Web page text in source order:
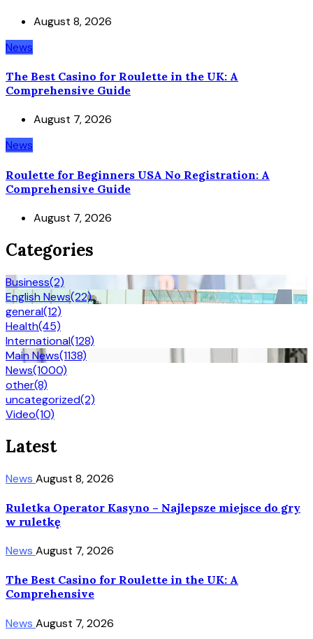
August 8, 2026
News
The Best Casino for Roulette in the UK: A
Comprehensive Guide
August 7, 2026
News
Roulette for Beginners USA No Registration: A
Comprehensive Guide
August 7, 2026
Categories
Business(2)
English News(22)
general(12)
Health(45)
International(128)
Main News(1138)
News(1000)
other(8)
uncategorized(2)
Video(10)
Latest
News August 8, 2026
Ruletka Operator Kasyno – Najlepsze miejsce do gry
w ruletkę
News August 7, 2026
The Best Casino for Roulette in the UK: A
Comprehensive
News August 7, 2026